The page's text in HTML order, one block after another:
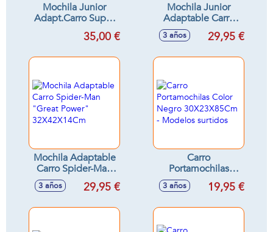
Mochila Junior
Adapt.Carro Super
Mario
32X38X12Cm
35,00 €
Mochila Junior
Adaptable Carro
Mickey Mouse
"Happy Smiles"
3 años 29,95 €
Mochila Adaptable
Carro Spider-Man
"Great Power"
32X42X14Cm
3 años 29,95 €
Carro
Portamochilas
Color Negro
30X23X85Cm -
3 años 19,95 €